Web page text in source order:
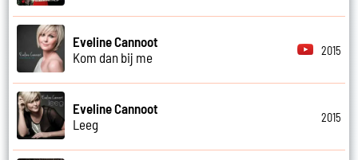
Eveline Cannoot
Kom dan bij me
2015
Eveline Cannoot
Leeg
2015